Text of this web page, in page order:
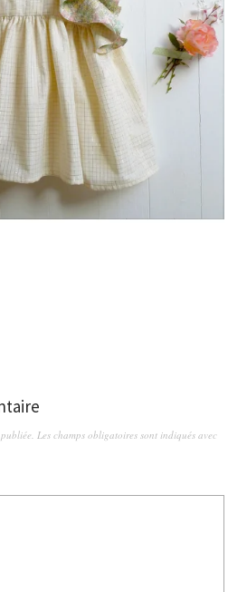
Les champs obligatoires sont indiqués avec